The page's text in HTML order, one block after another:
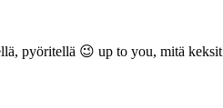
pyöritellä 😉 up to you, mitä